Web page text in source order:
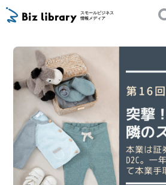
スモールビジネス
情報メディア